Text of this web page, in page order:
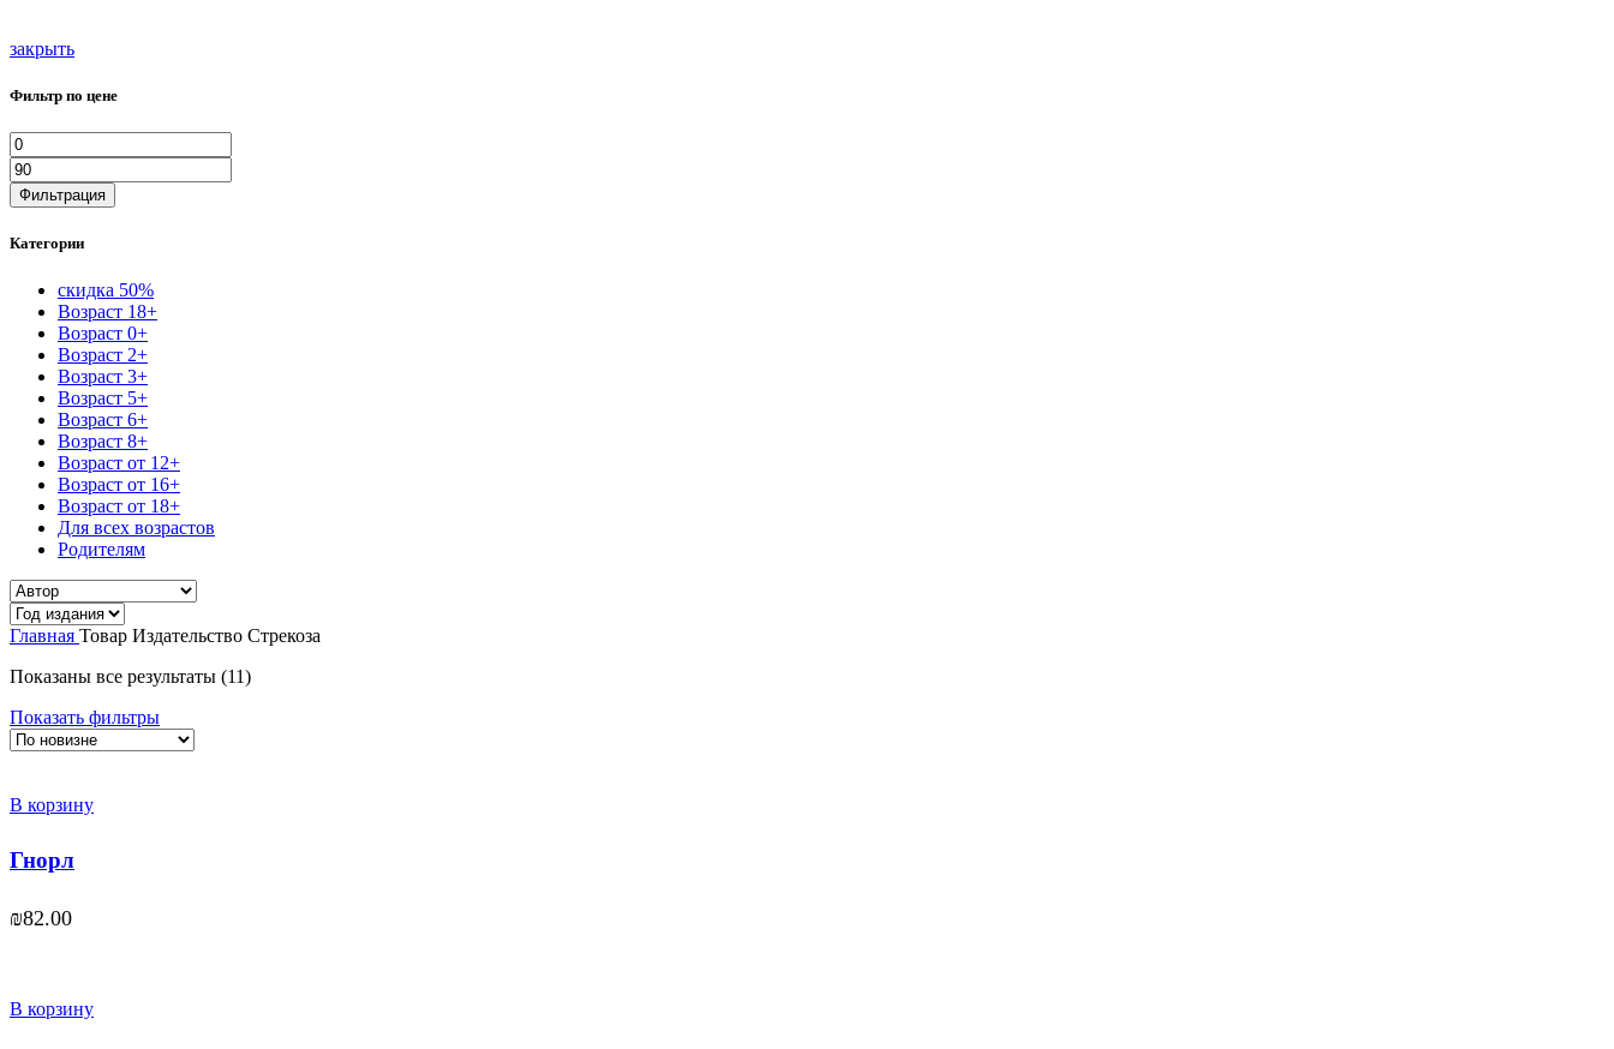
закрыть
Фильтр по цене
Минимальная
цена
цена
Фильтрация
Категории
скидка 50%
Возраст 18+
Возраст 0+
Возраст 2+
Возраст 3+
Возраст 5+
Возраст 6+
Возраст 8+
Возраст от 12+
Возраст от 16+
Возраст от 18+
Для всех возрастов
Родителям
Главная Товар Издательство Стрекоза
Показаны все результаты (11)Сортировка:
Показать фильтры
В корзину
Гнорл
₪82.00
В корзину